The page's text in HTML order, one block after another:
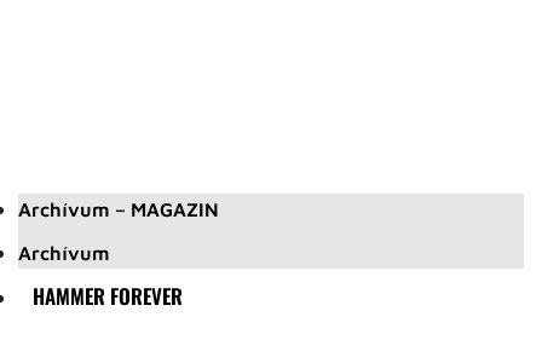
Archívum – MAGAZIN
Archívum
HAMMER FOREVER